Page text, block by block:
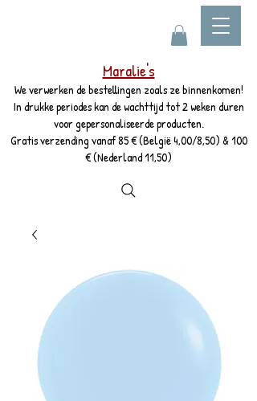
Maralie's
We verwerken de bestellingen zoals ze binnenkomen!
In drukke periodes kan de wachttijd tot 2 weken duren
voor gepersonaliseerde producten.
Gratis verzending vanaf 85 € (België 4,00/8,50) & 100
€ (Nederland 11,50)